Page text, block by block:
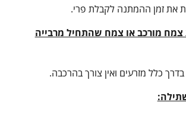
את זמן ההמתנה לקבלת פרי.
צמח מורכב או צמח שהתחיל מרבייה
כלל מזרעים ואין צורך בהרכבה.